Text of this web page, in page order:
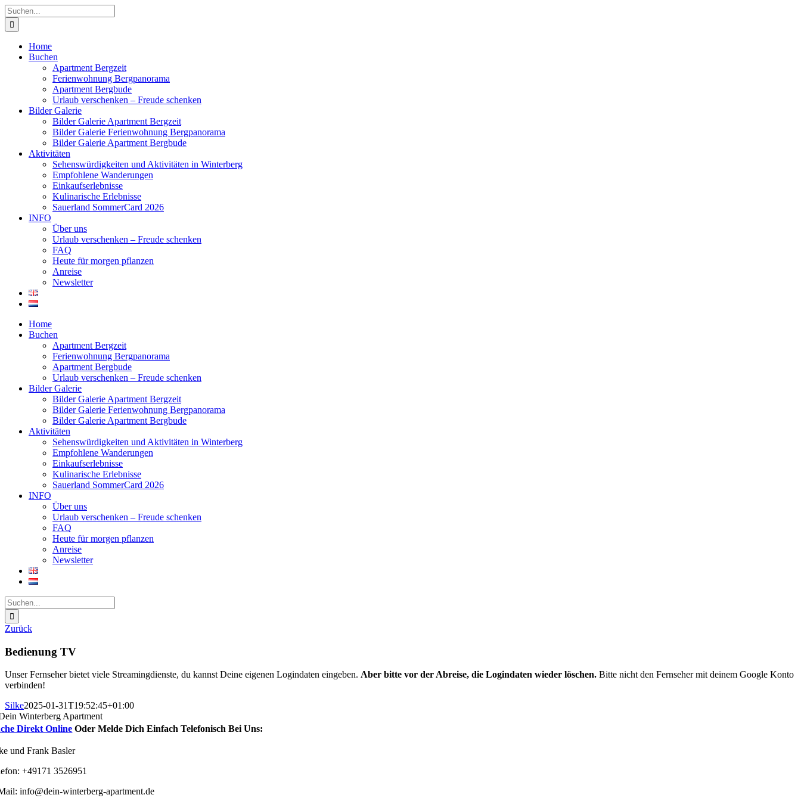
Zum
Inhalt
springen
Suche
nach:
Home
Buchen
Apartment Bergzeit
Ferienwohnung Bergpanorama
Apartment Bergbude
Urlaub verschenken – Freude schenken
Bilder Galerie
Bilder Galerie Apartment Bergzeit
Bilder Galerie Ferienwohnung Bergpanorama
Bilder Galerie Apartment Bergbude
Aktivitäten
Sehenswürdigkeiten und Aktivitäten in Winterberg
Empfohlene Wanderungen
Einkaufserlebnisse
Kulinarische Erlebnisse
Sauerland SommerCard 2026
INFO
Über uns
Urlaub verschenken – Freude schenken
FAQ
Heute für morgen pflanzen
Anreise
Newsletter
Home
Buchen
Apartment Bergzeit
Ferienwohnung Bergpanorama
Apartment Bergbude
Urlaub verschenken – Freude schenken
Bilder Galerie
Bilder Galerie Apartment Bergzeit
Bilder Galerie Ferienwohnung Bergpanorama
Bilder Galerie Apartment Bergbude
Aktivitäten
Sehenswürdigkeiten und Aktivitäten in Winterberg
Empfohlene Wanderungen
Einkaufserlebnisse
Kulinarische Erlebnisse
Sauerland SommerCard 2026
INFO
Über uns
Urlaub verschenken – Freude schenken
FAQ
Heute für morgen pflanzen
Anreise
Newsletter
Suche
nach:
Zurück
Bedienung TV
Unser Fernseher bietet viele Streamingdienste, du kannst Deine eigenen Logindaten eingeben. Aber bitte vor der Abreise, die Logindaten wieder löschen. Bitte nicht den Fernseher mit deinem Google Konto
verbinden!
Silke2025-01-31T19:52:45+01:00
Direkt Online Oder Melde Dich Einfach Telefonisch Bei Uns:
und Frank Basler
+49171 3526951
info@dein-winterberg-apartment.de